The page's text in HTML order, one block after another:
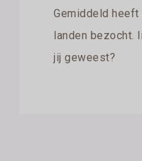
Gemiddeld
landen bezocht.
jij geweest?